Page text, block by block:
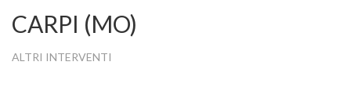
CARPI (MO)
ALTRI INTERVENTI